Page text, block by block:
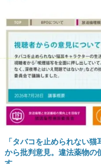
「タバコを止められない
から批判意見。違法薬物の